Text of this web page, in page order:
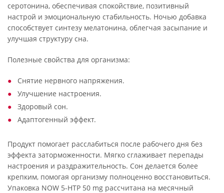
серотонина, обеспечивая спокойствие, позитивный
настрой и эмоциональную стабильность. Ночью добавка
способствует синтезу мелатонина, облегчая засыпание и
улучшая структуру сна.
Полезные свойства для организма:
Снятие нервного напряжения.
Улучшение настроения.
Здоровый сон.
Адаптогенный эффект.
Продукт помогает расслабиться после рабочего дня без
эффекта заторможенности. Мягко сглаживает перепады
настроения и раздражительность. Сон делается более
крепким, помогая организму полноценно восстановиться.
Упаковка NOW 5-HTP 50 mg рассчитана на месячный